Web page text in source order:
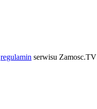
regulamin serwisu Zamosc.TV